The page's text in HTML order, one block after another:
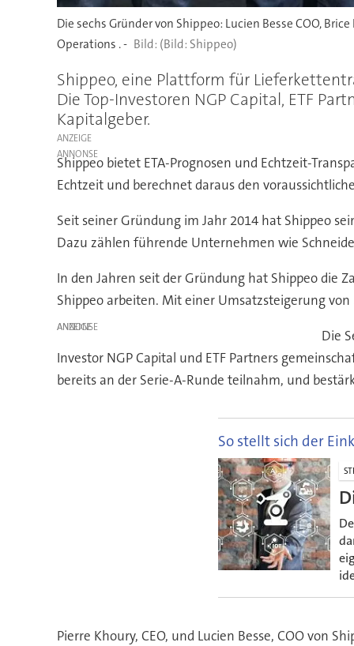
Die sechs Gründer von Shippeo: Lucien Besse COO,
Operations . -
(Bild: Shippeo)
Shippeo, eine Plattform für
Die Top-Investoren NGP Capital, ETF
Kapitalgeber.
ANZEIGE
Shippeo bietet ETA-Prognosen und Echtzeit-
Echtzeit und berechnet daraus den
Seit seiner Gründung im Jahr 2014 hat Shippeo
Dazu zählen führende Unternehmen wie
In den Jahren seit der Gründung hat Shippeo die
Shippeo arbeiten. Mit einer Umsatzsteigerung
ANZEIGE
Die
Investor NGP Capital und ETF Partners
bereits an der Serie-A-Runde teilnahm, und
So stellt sich der
Pierre Khoury, CEO, und Lucien Besse, COO von